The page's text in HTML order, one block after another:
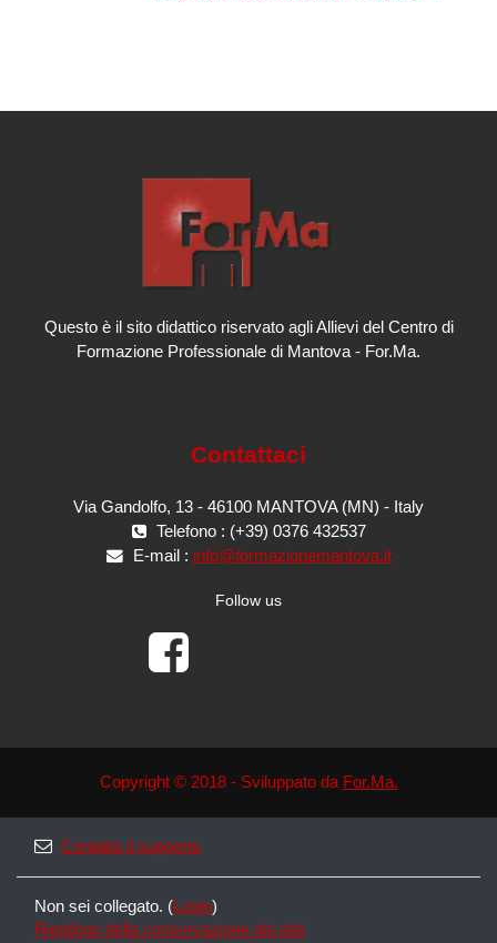
Questo è il sito didattico riservato agli Allievi del Centro di
Formazione Professionale di Mantova - For.Ma.
Contattaci
Via Gandolfo, 13 - 46100 MANTOVA (MN) - Italy
Telefono : (+39) 0376 432537
E-mail : info@formazionemantova.it
Follow us
Copyright © 2018 - Sviluppato da For.Ma.
Contatta il supporto
Non sei collegato. ( Login)
Riepilogo della conservazione dei dati